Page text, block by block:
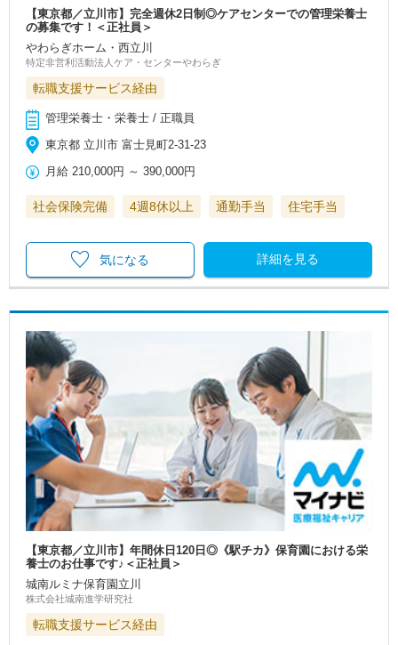
【東京都／立川市】完全週休2日制◎ケアセンターでの管理栄養士
の募集です！＜正社員＞
やわらぎホーム・西立川
特定非営利活動法人ケア・センターやわらぎ
転職支援サービス経由
管理栄養士・栄養士 / 正職員
東京都 立川市 富士見町2-31-23
月給 210,000円 ～390,000円
社会保険完備 4週8休以上 通勤手当 住宅手当
詳細を見る
気になる
【東京都／立川市】年間休日120日◎《駅チカ》保育園における栄
養士のお仕事です♪＜正社員＞
城南ルミナ保育園立川
株式会社城南進学研究社
転職支援サービス経由